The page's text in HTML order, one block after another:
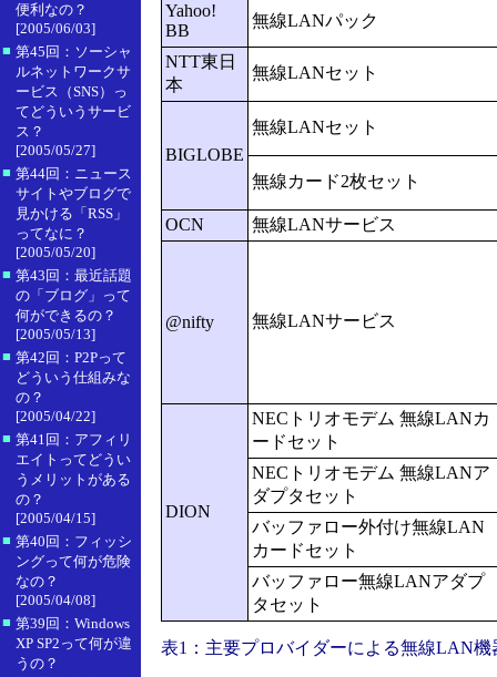
便利なの？
[2005/06/03]
■ 第45回：ソーシャ
ルネットワークサ
ービス（SNS）っ
てどういうサービ
ス？
[2005/05/27]
■ 第44回：ニュース
サイトやブログで
見かける「RSS」
ってなに？
[2005/05/20]
■ 第43回：最近話題
の「ブログ」って
何ができるの？
[2005/05/13]
■ 第42回：P2Pって
どういう仕組みな
の？
[2005/04/22]
■ 第41回：アフィリ
エイトってどうい
うメリットがある
の？
[2005/04/15]
■ 第40回：フィッシ
ングって何が危険
なの？
[2005/04/08]
■ 第39回：Windows
XP SP2って何が違
うの？
Yahoo!
BB
無線LANパック
NTT東日
本
無線LANセット
BIGLOBE
無線LANセット
無線カード2枚セット
OCN 無線LANサービス
@nifty 無線LANサービス
DION
NECトリオモデム 無線LANカ
ードセット
NECトリオモデム 無線LANア
ダプタセット
バッファロー外付け無線LAN
カードセット
バッファロー無線LANアダプ
タセット
表1：主要プロバイダーによる無線LAN機